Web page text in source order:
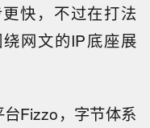
快，不过在打法
网文的IP底座展
Fizzo，字节体系